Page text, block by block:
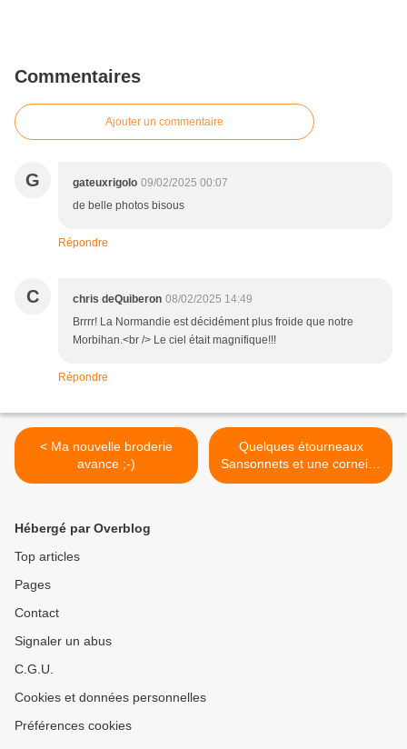
Commentaires
Ajouter un commentaire
G gateuxrigolo 09/02/2025 00:07
de belle photos bisous
Répondre
C chris deQuiberon 08/02/2025 14:49
Brrrr! La Normandie est décidément plus froide que notre
Morbihan.<br /> Le ciel était magnifique!!!
Répondre
< Ma nouvelle broderie
avance ;-)
Quelques étourneaux
Sansonnets et une corneille
>
Hébergé par Overblog
Top articles
Pages
Contact
Signaler un abus
C.G.U.
Cookies et données personnelles
Préférences cookies